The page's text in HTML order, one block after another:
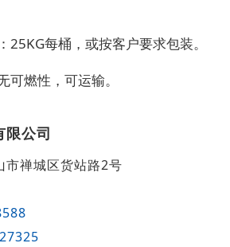
25KG每桶，或按客户要求包装。
可燃性，可运输。
限公司
市禅城区货站路2号